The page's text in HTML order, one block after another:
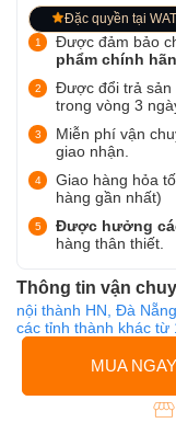
Đặc quyền tại
Được đảm bảo
phẩm chính
Được đổi trả sản
trong vòng 3
Miễn phí vận
giao nhận.
Giao hàng hỏa
hàng gần nhất)
Được hưởng
hàng thân thiết.
Thông tin vận
nội thành HN, Đà
các tỉnh thành khác từ
MUA NGAY